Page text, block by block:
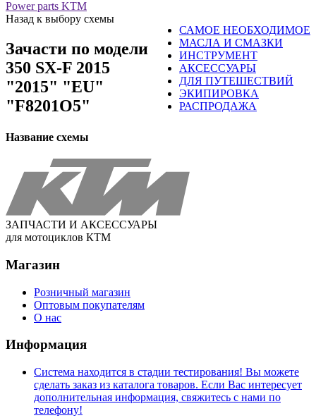
Power parts KTM
САМОЕ НЕОБХОДИМОЕ
МАСЛА И СМАЗКИ
ИНСТРУМЕНТ
АКСЕССУАРЫ
ДЛЯ ПУТЕШЕСТВИЙ
ЭКИПИРОВКА
РАСПРОДАЖА
Назад к выбору схемы
Зачасти по модели
350 SX-F 2015
"2015" "EU"
"F8201O5"
Название схемы
ЗАПЧАСТИ И АКСЕССУАРЫ
для мотоциклов КТМ
Магазин
Розничный магазин
Оптовым покупателям
О нас
Информация
Система находится в стадии тестирования! Вы можете
сделать заказ из каталога товаров. Если Вас интересует
дополнительная информация, свяжитесь с нами по
телефону!